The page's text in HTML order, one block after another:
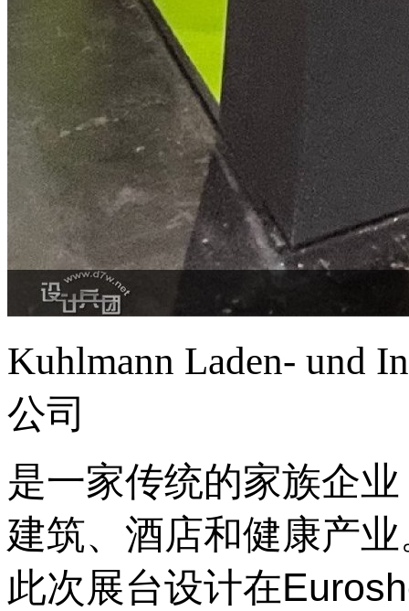
Kuhlmann Laden- und
公司
是一家传统的家族企业
建筑、酒店和健康产业
此次展台设计在